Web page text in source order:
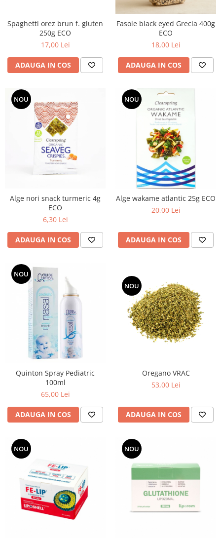
Spaghetti orez brun f. gluten
250g ECO
17,00 Lei
ADAUGA IN COS
Fasole black eyed Grecia 400g
ECO
18,00 Lei
ADAUGA IN COS
NOU
Alge nori snack turmeric 4g
ECO
6,30 Lei
ADAUGA IN COS
NOU
Alge wakame atlantic 25g ECO
20,00 Lei
ADAUGA IN COS
NOU
Quinton Spray Pediatric
100ml
65,00 Lei
ADAUGA IN COS
NOU
Oregano VRAC
53,00 Lei
ADAUGA IN COS
NOU NOU